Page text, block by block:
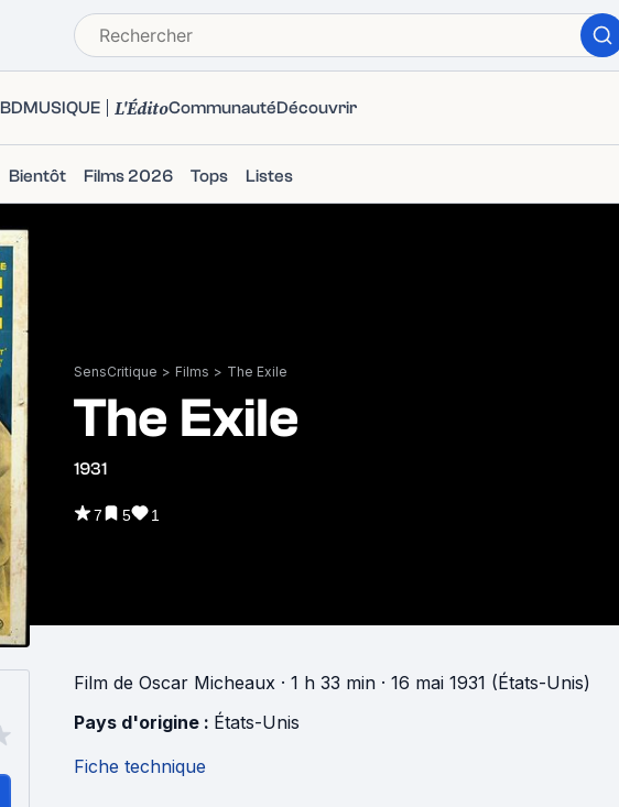
BDMUSIQUE L'ÉditoCommunautéDécouvrir
Bientôt Films 2026 Tops Listes
SensCritique > Films > The Exile
The Exile
1931
7 5 1
Film de Oscar Micheaux · 1 h 33 min · 16 mai 1931 (États-Unis)
Pays d'origine : États-Unis
Fiche technique